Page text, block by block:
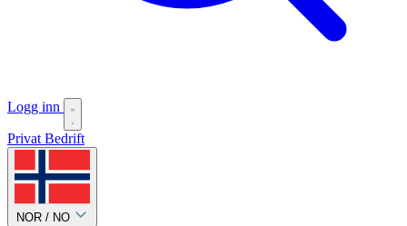
Logg inn
Privat Bedrift
NOR / NO